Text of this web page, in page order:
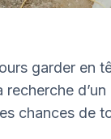
garder en
chances de